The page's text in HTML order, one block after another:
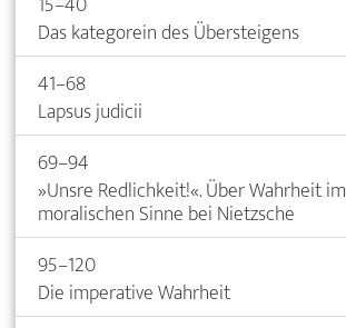
Das kategorein des Übersteigens
41–68
Lapsus judicii
69–94
»Unsre Redlichkeit!«. Über Wahrheit im
moralischen Sinne bei Nietzsche
95–120
Die imperative Wahrheit